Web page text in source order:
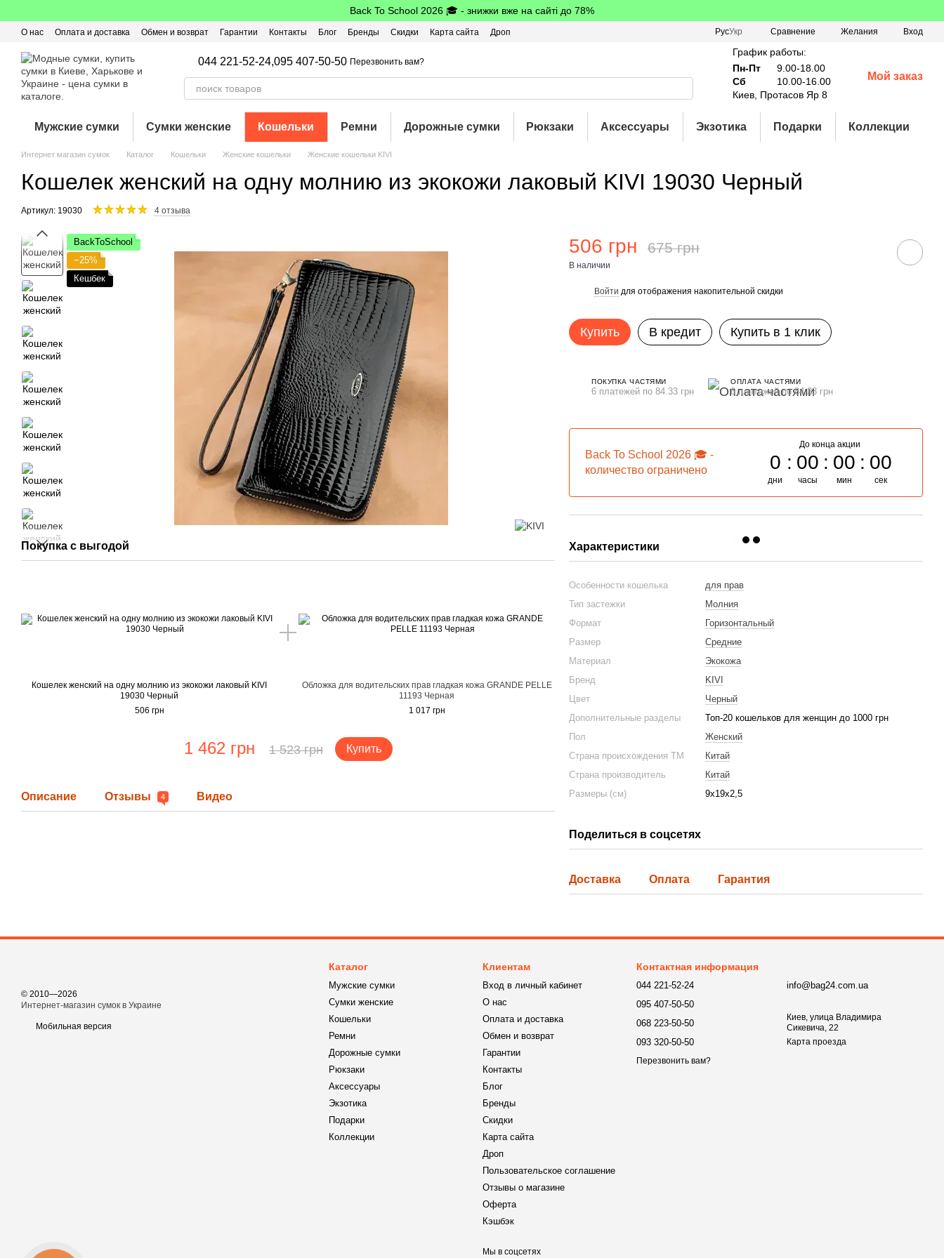
Back To School 2026 🎓 - знижки вже на сайті до 78%
О нас Оплата и доставка Обмен и возврат Гарантии Контакты Блог Бренды Скидки Карта сайта
Дроп
РусУкр Сравнение Желания Вход
044 221-52-24,095 407-50-50 Перезвонить вам?
График работы:
Пн-Пт
9.00-18.00
Сб
10.00-16.00
Киев, Протасов Яр 8
Мой заказ
Мужские сумки Сумки женские Кошельки Ремни Дорожные сумки Рюкзаки Аксессуары Экзотика Подарки Коллекции
Интернет магазин сумок Каталог Кошельки Женские кошельки Женские кошельки KIVI
Кошелек женский на одну молнию из экокожи лаковый KIVI 19030 Черный
Артикул: 19030 4 отзыва
BackToSchool
−25%
Кешбек
Покупка с выгодой
Кошелек женский на одну молнию из экокожи лаковый KIVI
19030 Черный
506 грн
Обложка для водительских прав гладкая кожа GRANDE PELLE
11193 Черная
1 017 грн
1 462 грн 1 523 грн Купить
Описание Отзывы 4 Видео
506 грн 675 грн
В наличии
Войти для отображения накопительной скидки
Купить В кредит Купить в 1 клик
ПОКУПКА ЧАСТЯМИ
6 платежей по 84.33 грн
ОПЛАТА ЧАСТЯМИ
6 платежей по 84.33 грн
Back To School 2026 🎓 -
количество ограничено
До конца акции
0
дни
00
часы
00
мин
00
сек
Характеристики
Особенности кошелька
для прав
Тип застежки
Молния
Формат
Горизонтальный
Размер
Средние
Материал
Экокожа
Бренд
KIVI
Цвет
Черный
Дополнительные разделы
Топ-20 кошельков для женщин до 1000 грн
Пол
Женский
Страна происхождения ТМ
Китай
Страна производитель
Китай
Размеры (см)
9х19х2,5
Поделиться в соцсетях
Доставка Оплата Гарантия
© 2010—2026
Интернет-магазин сумок в Украине
Мобильная версия
Каталог
Мужские сумки
Сумки женские
Кошельки
Ремни
Дорожные сумки
Рюкзаки
Аксессуары
Экзотика
Подарки
Коллекции
Клиентам
Вход в личный кабинет
О нас
Оплата и доставка
Обмен и возврат
Гарантии
Контакты
Блог
Бренды
Скидки
Карта сайта
Дроп
Пользовательское соглашение
Отзывы о магазине
Оферта
Кэшбэк
Мы в соцсетях
Контактная информация
044 221-52-24
095 407-50-50
068 223-50-50
093 320-50-50
Перезвонить вам?
info@bag24.com.ua
Киев, улица Владимира
Сикевича, 22
Карта проезда